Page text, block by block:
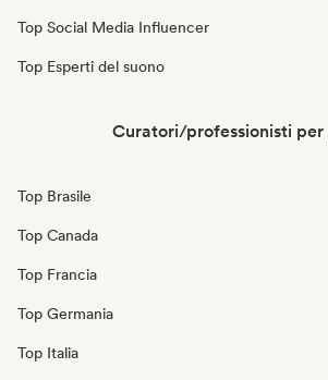
Top Social Media Influencer
Top Esperti del suono
Curatori/professionisti per
Top Brasile
Top Canada
Top Francia
Top Germania
Top Italia